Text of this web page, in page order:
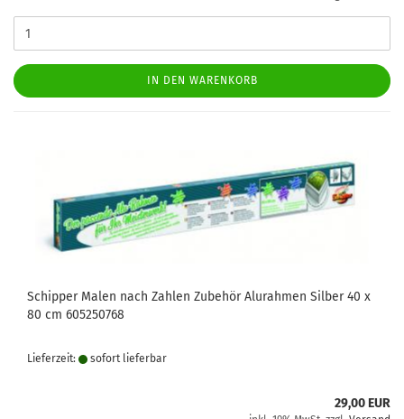
IN DEN WARENKORB
Schipper Malen nach Zahlen Zubehör Alurahmen Silber 40 x
80 cm 605250768
Lieferzeit: sofort lie­fer­bar
29,00 EUR